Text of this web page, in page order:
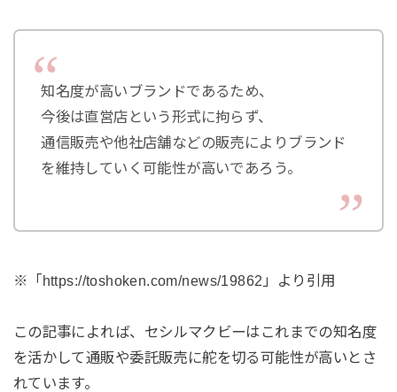
知名度が高いブランドであるため、
今後は直営店という形式に拘らず、
通信販売や他社店舗などの販売によりブランド
を維持していく可能性が高いであろう。
※「https://toshoken.com/news/19862」より引用
この記事によれば、セシルマクビーはこれまでの知名度
を活かして通販や委託販売に舵を切る可能性が高いとさ
れています。